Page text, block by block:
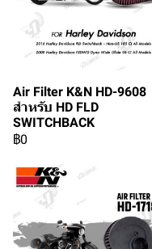
Air Filter K&N HD-9608
สำหรับ HD FLD
SWITCHBACK
฿0